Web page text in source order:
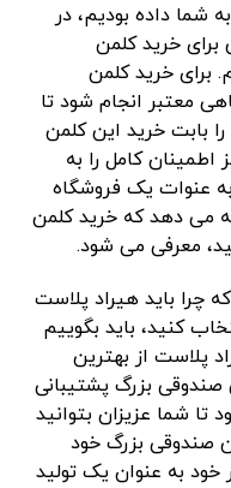
شما داده بودیم، در
خرید کلمن
برای خرید کلمن
معتبر انجام شود تا
بابت خرید این کلمن
کامل را به
عنوات یک فروشگاه
می دهد که خرید کلمن
معرفی می شود.
چرا باید هیراد پلاست
کنید، باید بگوییم
پلاست از بهترین
صندوقی بزرگ پشتیبانی
شما عزیزان بتوانید
صندوقی بزرگ خود
به عنوان یک تولید